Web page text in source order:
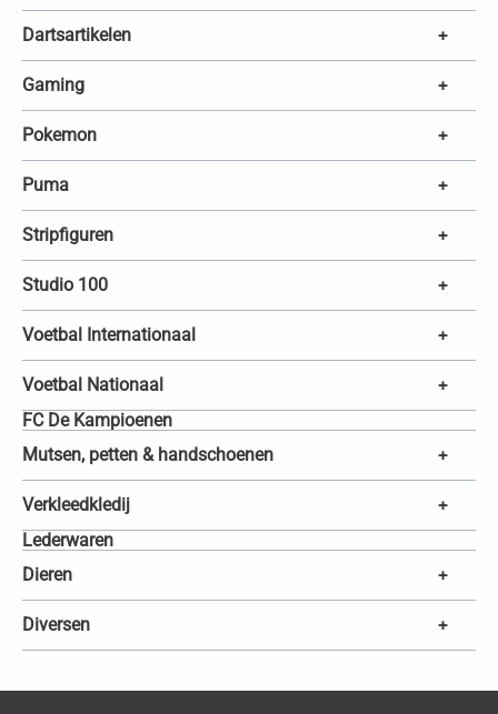
Dartsartikelen +
Gaming +
Pokemon +
Puma +
Stripfiguren +
Studio 100 +
Voetbal Internationaal +
Voetbal Nationaal +
FC De Kampioenen
Mutsen, petten & handschoenen
+
Verkleedkledij +
Lederwaren
Dieren
+
Diversen +